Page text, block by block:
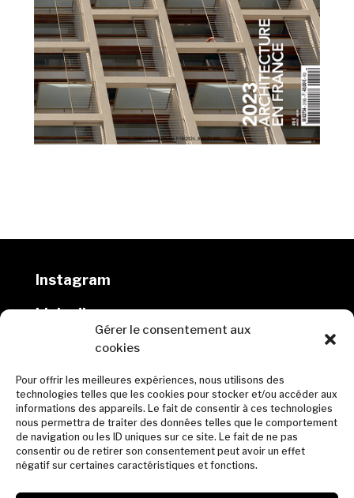
Gérer le consentement aux
cookies
Pour offrir les meilleures expériences, nous utilisons des
technologies telles que les cookies pour stocker et/ou accéder aux
informations des appareils. Le fait de consentir à ces technologies
nous permettra de traiter des données telles que le comportement
de navigation ou les ID uniques sur ce site. Le fait de ne pas
consentir ou de retirer son consentement peut avoir un effet
négatif sur certaines caractéristiques et fonctions.
Instagram
Linkedin
10 rue Marmontel, 44000 Nantes
02 40 69 00 65
contact@dlw-architectes.fr
© DLW 2023